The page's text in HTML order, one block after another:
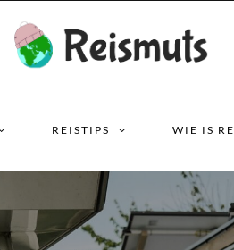
REISTIPS WIE IS